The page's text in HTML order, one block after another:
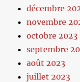
décembre
novembre
octobre 2023
septembre
août 2023
juillet 2023